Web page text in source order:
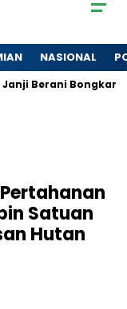
NASIONAL
Bongkar Krisis
Satuan
Hutan